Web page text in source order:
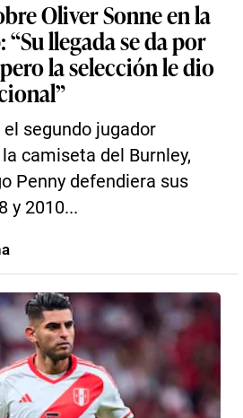
Oliver Sonne en la
llegada se da por
la selección le dio
segundo jugador
camiseta del Burnley,
Penny defendiera sus
y 2010...